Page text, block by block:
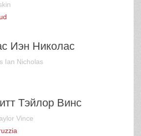
Иэн Николас
Ian Nicholas
Тэйлор Винс
Vince